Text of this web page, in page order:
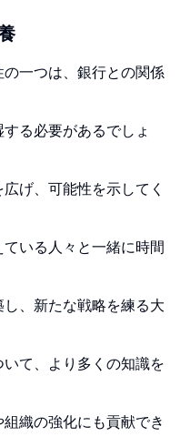
一つは、銀行との関係
る必要があるでしょ
げ、可能性を示してく
いる人々と一緒に時間
、新たな戦略を練る大
て、より多くの知識を
織の強化にも貢献でき